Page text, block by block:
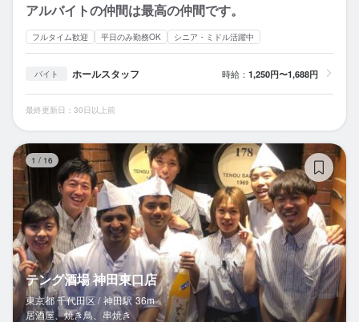
アルバイトの仲間は最高の仲間です。
フルタイム歓迎 平日のみ勤務OK シニア・ミドル活躍中
バイト ホールスタッフ 時給： 1,250円〜1,688円
最終更新日：30日以上前
1 / 16
テング酒場 神田東口店
東京都 千代田区 / 神田駅 36m
居酒屋、焼き鳥、串焼き